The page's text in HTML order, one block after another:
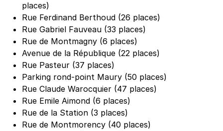
places)
Rue Ferdinand Berthoud (26 places)
Rue Gabriel Fauveau (33 places)
Rue de Montmagny (6 places)
Avenue de la République (22 places)
Rue Pasteur (37 places)
Parking rond-point Maury (50 places)
Rue Claude Warocquier (47 places)
Rue Emile Aimond (6 places)
Rue de la Station (3 places)
Rue de Montmorency (40 places)